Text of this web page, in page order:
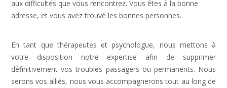
aux difficultés que vous rencontrez. Vous êtes à la bonne
adresse, et vous avez trouvé les bonnes personnes.
En tant que thérapeutes et psychologue, nous mettons à
votre disposition notre expertise afin de supprimer
définitivement vos troubles passagers ou permanents. Nous
serons vos alliés, nous vous accompagnerons tout au long de